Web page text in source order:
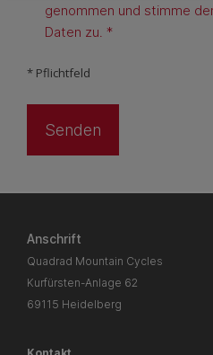
genommen und stimme
Daten zu. *
* Pflichtfeld
Anschrift
Quadrad Mountain Cycles
Kurfürsten-Anlage 62
69115 Heidelberg